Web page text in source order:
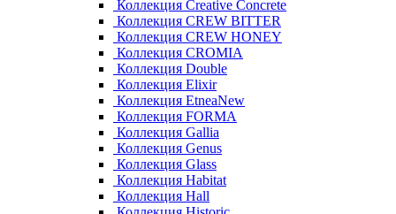
Коллекция Creative Concrete
Коллекция CREW BITTER
Коллекция CREW HONEY
Коллекция CROMIA
Коллекция Double
Коллекция Elixir
Коллекция EtneaNew
Коллекция FORMA
Коллекция Gallia
Коллекция Genus
Коллекция Glass
Коллекция Habitat
Коллекция Hall